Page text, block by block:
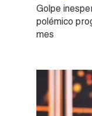
Golpe
polémico
mes